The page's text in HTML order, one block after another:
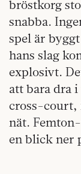
bröstkorg
snabba.
spel är
hans slag
explosivt.
att bara dra
cross-court,
nät.
en blick ner